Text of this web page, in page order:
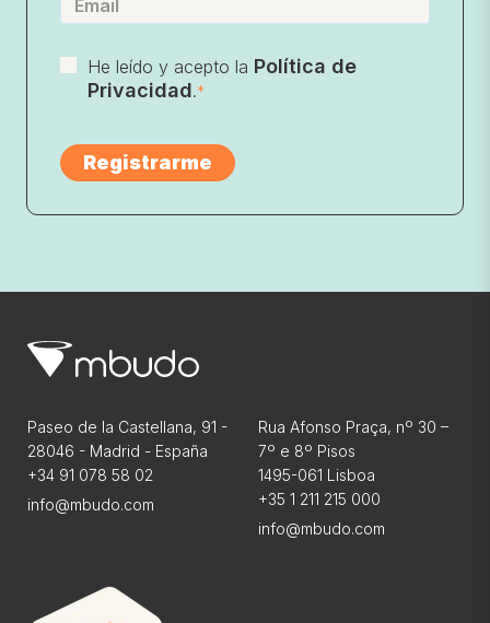
He leído y acepto la Política de
Privacidad.*
Paseo de la Castellana, 91 -
28046 - Madrid - España
+34 91 078 58 02
info@mbudo.com
Rua Afonso Praça, nº 30 –
7º e 8º Pisos
1495-061 Lisboa
+35 1 211 215 000
info@mbudo.com